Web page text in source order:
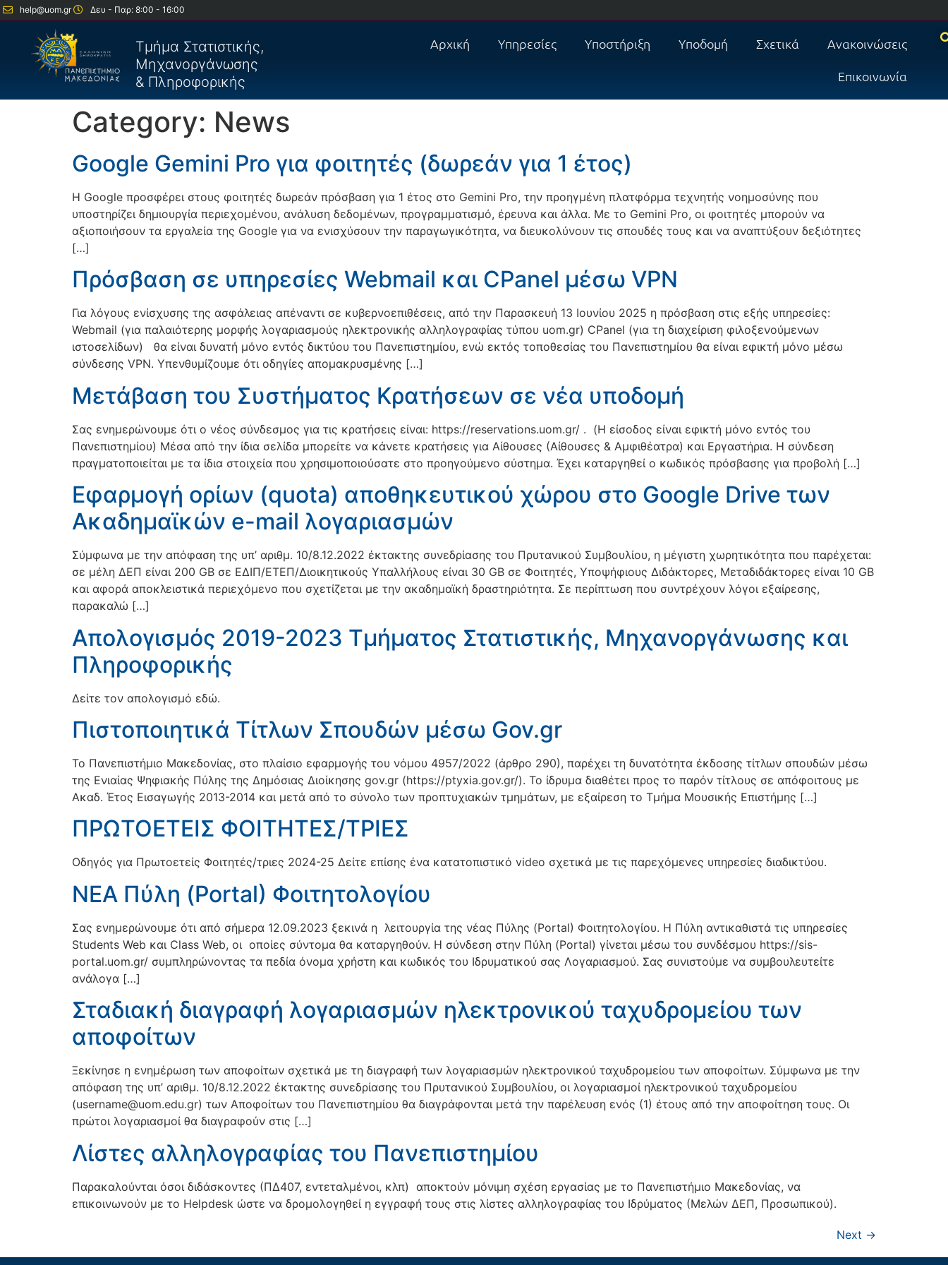
help@uom.gr Δευ - Παρ: 8:00 - 16:00
Τμήμα Στατιστικής,
Μηχανοργάνωσης
& Πληροφορικής
Αρχική Υπηρεσίες Υποστήριξη Υποδομή Σχετικά
Ανακοινώσεις
Επικοινωνία
Category: News
Google Gemini Pro για φοιτητές (δωρεάν για 1 έτος)
Η Google προσφέρει στους φοιτητές δωρεάν πρόσβαση για 1 έτος στο Gemini Pro, την προηγμένη πλατφόρμα τεχνητής νοημοσύνης που
υποστηρίζει δημιουργία περιεχομένου, ανάλυση δεδομένων, προγραμματισμό, έρευνα και άλλα. Με το Gemini Pro, οι φοιτητές μπορούν να
αξιοποιήσουν τα εργαλεία της Google για να ενισχύσουν την παραγωγικότητα, να διευκολύνουν τις σπουδές τους και να αναπτύξουν δεξιότητες
[…]
Πρόσβαση σε υπηρεσίες Webmail και CPanel μέσω VPN
Για λόγους ενίσχυσης της ασφάλειας απέναντι σε κυβερνοεπιθέσεις, από την Παρασκευή 13 Ιουνίου 2025 η πρόσβαση στις εξής υπηρεσίες:
Webmail (για παλαιότερης μορφής λογαριασμούς ηλεκτρονικής αλληλογραφίας τύπου uom.gr) CPanel (για τη διαχείριση φιλοξενούμενων
ιστοσελίδων) θα είναι δυνατή μόνο εντός δικτύου του Πανεπιστημίου, ενώ εκτός τοποθεσίας του Πανεπιστημίου θα είναι εφικτή μόνο μέσω
σύνδεσης VPN. Υπενθυμίζουμε ότι οδηγίες απομακρυσμένης […]
Μετάβαση του Συστήματος Κρατήσεων σε νέα υποδομή
Σας ενημερώνουμε ότι ο νέος σύνδεσμος για τις κρατήσεις είναι: https://reservations.uom.gr/ . (Η είσοδος είναι εφικτή μόνο εντός του
Πανεπιστημίου) Μέσα από την ίδια σελίδα μπορείτε να κάνετε κρατήσεις για Αίθουσες (Αίθουσες & Αμφιθέατρα) και Εργαστήρια. Η σύνδεση
πραγματοποιείται με τα ίδια στοιχεία που χρησιμοποιούσατε στο προηγούμενο σύστημα. Έχει καταργηθεί ο κωδικός πρόσβασης για προβολή […]
Εφαρμογή ορίων (quota) αποθηκευτικού χώρου στο Google Drive των
Ακαδημαϊκών e-mail λογαριασμών
Σύμφωνα με την απόφαση της υπ’ αριθμ. 10/8.12.2022 έκτακτης συνεδρίασης του Πρυτανικού Συμβουλίου, η μέγιστη χωρητικότητα που παρέχεται:
σε μέλη ΔΕΠ είναι 200 GB σε ΕΔΙΠ/ΕΤΕΠ/Διοικητικούς Υπαλλήλους είναι 30 GB σε Φοιτητές, Υποψήφιους Διδάκτορες, Μεταδιδάκτορες είναι 10 GB
και αφορά αποκλειστικά περιεχόμενο που σχετίζεται με την ακαδημαϊκή δραστηριότητα. Σε περίπτωση που συντρέχουν λόγοι εξαίρεσης,
παρακαλώ […]
Απολογισμός 2019-2023 Τμήματος Στατιστικής, Μηχανοργάνωσης και
Πληροφορικής
Δείτε τον απολογισμό εδώ.
Πιστοποιητικά Τίτλων Σπουδών μέσω Gov.gr
Το Πανεπιστήμιο Μακεδονίας, στο πλαίσιο εφαρμογής του νόμου 4957/2022 (άρθρο 290), παρέχει τη δυνατότητα έκδοσης τίτλων σπουδών μέσω
της Ενιαίας Ψηφιακής Πύλης της Δημόσιας Διοίκησης gov.gr (https://ptyxia.gov.gr/). Το ίδρυμα διαθέτει προς το παρόν τίτλους σε απόφοιτους με
Ακαδ. Έτος Εισαγωγής 2013-2014 και μετά από το σύνολο των προπτυχιακών τμημάτων, με εξαίρεση το Τμήμα Μουσικής Επιστήμης […]
ΠΡΩΤΟΕΤΕΙΣ ΦΟΙΤΗΤΕΣ/ΤΡΙΕΣ
Οδηγός για Πρωτοετείς Φοιτητές/τριες 2024-25 Δείτε επίσης ένα κατατοπιστικό video σχετικά με τις παρεχόμενες υπηρεσίες διαδικτύου.
ΝΕΑ Πύλη (Portal) Φοιτητολογίου
Σας ενημερώνουμε ότι από σήμερα 12.09.2023 ξεκινά η λειτουργία της νέας Πύλης (Portal) Φοιτητολογίου. Η Πύλη αντικαθιστά τις υπηρεσίες
Students Web και Class Web, οι οποίες σύντομα θα καταργηθούν. Η σύνδεση στην Πύλη (Portal) γίνεται μέσω του συνδέσμου https://sis-
portal.uom.gr/ συμπληρώνοντας τα πεδία όνομα χρήστη και κωδικός του Ιδρυματικού σας Λογαριασμού. Σας συνιστούμε να συμβουλευτείτε
ανάλογα […]
Σταδιακή διαγραφή λογαριασμών ηλεκτρονικού ταχυδρομείου των
αποφοίτων
Ξεκίνησε η ενημέρωση των αποφοίτων σχετικά με τη διαγραφή των λογαριασμών ηλεκτρονικού ταχυδρομείου των αποφοίτων. Σύμφωνα με την
απόφαση της υπ’ αριθμ. 10/8.12.2022 έκτακτης συνεδρίασης του Πρυτανικού Συμβουλίου, οι λογαριασμοί ηλεκτρονικού ταχυδρομείου
(username@uom.edu.gr) των Αποφοίτων του Πανεπιστημίου θα διαγράφονται μετά την παρέλευση ενός (1) έτους από την αποφοίτηση τους. Οι
πρώτοι λογαριασμοί θα διαγραφούν στις […]
Λίστες αλληλογραφίας του Πανεπιστημίου
Παρακαλούνται όσοι διδάσκοντες (ΠΔ407, εντεταλμένοι, κλπ) αποκτούν μόνιμη σχέση εργασίας με το Πανεπιστήμιο Μακεδονίας, να
επικοινωνούν με το Helpdesk ώστε να δρομολογηθεί η εγγραφή τους στις λίστες αλληλογραφίας του Ιδρύματος (Μελών ΔΕΠ, Προσωπικού).
Next →